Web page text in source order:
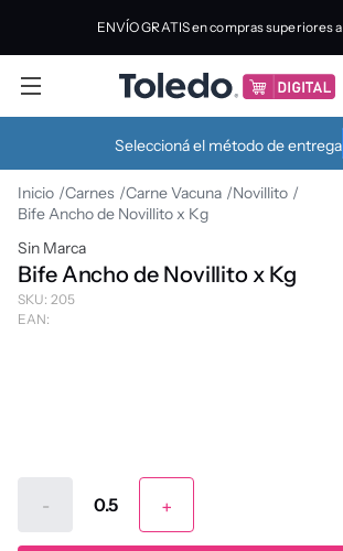
ENVÍO GRATIS en compras superiores a
Seleccioná el método de entrega
Carnes Carne Vacuna
Novillito
Bife Ancho de Novillito x Kg
Sin Marca
Bife Ancho de Novillito x Kg
SKU: 205
EAN:
- +